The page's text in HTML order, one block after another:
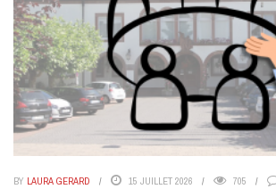
BY LAURA GERARD 15 JUILLET 2026 705